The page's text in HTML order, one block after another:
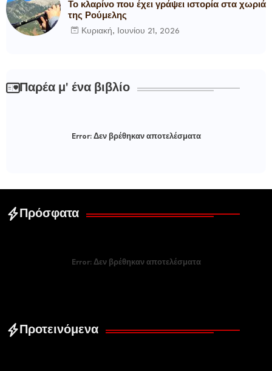
Το κλαρίνο που έχει γράψει ιστορία στα χωριά
της Ρούμελης
Κυριακή, Ιουνίου 21, 2026
Παρέα μ' ένα βιβλίο
Error:Δεν βρέθηκαν αποτελέσματα
Πρόσφατα
Error:Δεν βρέθηκαν αποτελέσματα
Προτεινόμενα